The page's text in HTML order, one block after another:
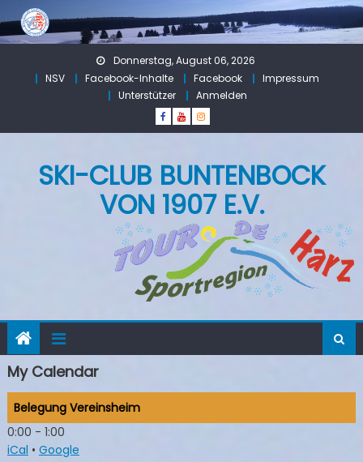
Donnerstag, August 06, 2026
NSV
Facebook-Inhalte Facebook
Impressum
Unterstützer
Anmelden
SKI-CLUB BUNTENBOCK
VON 1907 E.V.
My Calendar
Belegung Vereinsheim
0:00 - 1:00
iCal • Google